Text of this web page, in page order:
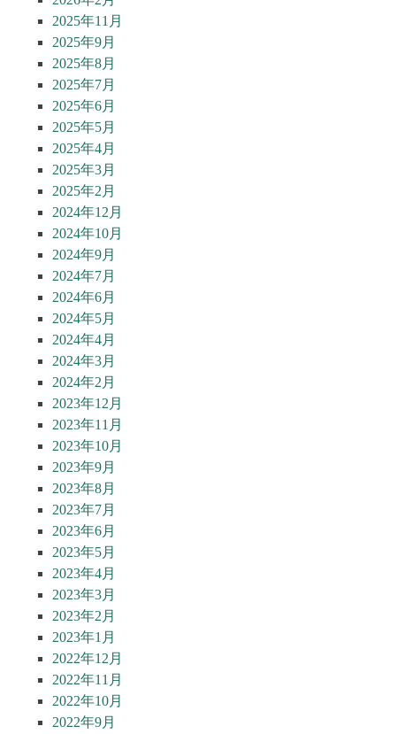
2025年11月
2025年9月
2025年8月
2025年7月
2025年6月
2025年5月
2025年4月
2025年3月
2025年2月
2024年12月
2024年10月
2024年9月
2024年7月
2024年6月
2024年5月
2024年4月
2024年3月
2024年2月
2023年12月
2023年11月
2023年10月
2023年9月
2023年8月
2023年7月
2023年6月
2023年5月
2023年4月
2023年3月
2023年2月
2023年1月
2022年12月
2022年11月
2022年10月
2022年9月